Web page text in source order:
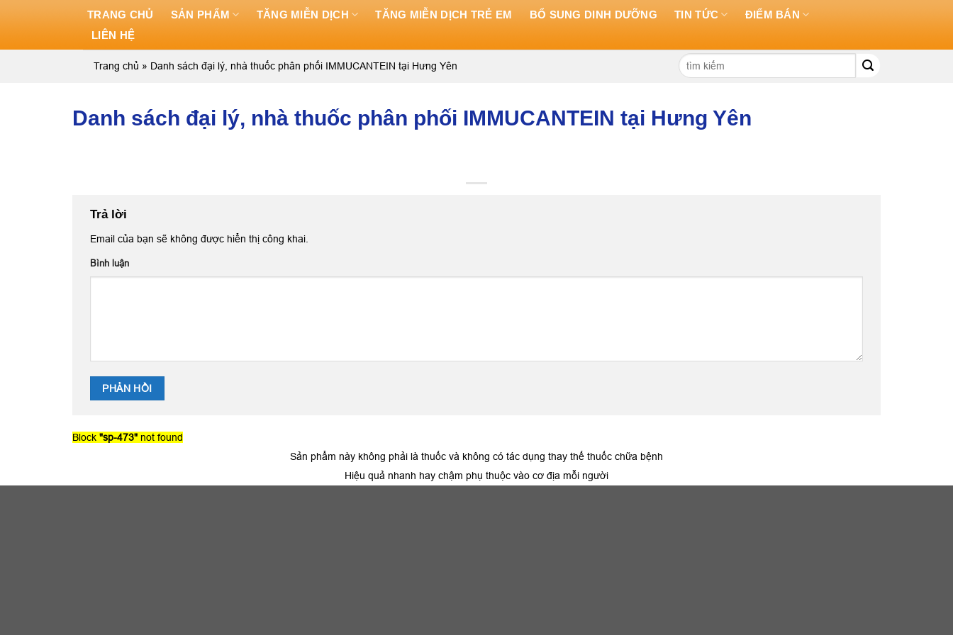
TRANG CHỦ SẢN PHẨM TĂNG MIỄN DỊCH TĂNG MIỄN DỊCH TRẺ EM BỔ SUNG DINH DƯỠNG TIN TỨC
ĐIỂM BÁN
LIÊN HỆ
Trang chủ » Danh sách đại lý, nhà thuốc phân phối IMMUCANTEIN tại Hưng Yên
Tìm
kiếm:
Danh sách đại lý, nhà thuốc phân phối IMMUCANTEIN tại Hưng Yên
Trả lời
Email của bạn sẽ không được hiển thị công khai.
Bình luận
Block "sp-473" not found
Sản phẩm này không phải là thuốc và không có tác dụng thay thế thuốc chữa bệnh
Hiệu quả nhanh hay chậm phụ thuộc vào cơ địa mỗi người